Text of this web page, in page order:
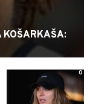
KOŠARKAŠA:
0